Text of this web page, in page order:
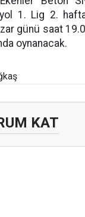
1. Lig 2.
günü saat
oynanacak.
KAT